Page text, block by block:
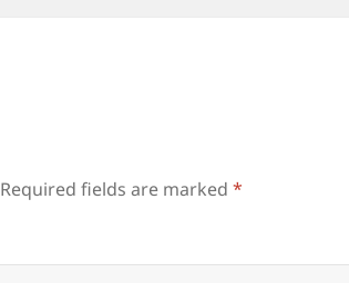
Required fields are marked*